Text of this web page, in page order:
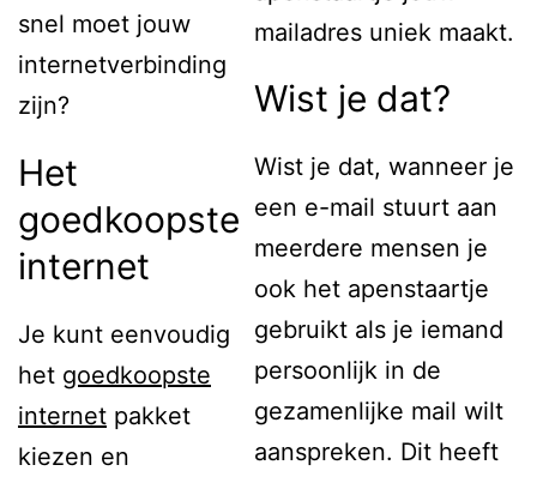
snel moet jouw
internetverbinding
zijn?
Het
goedkoopste
internet
Je kunt eenvoudig
het goedkoopste
internet pakket
kiezen en
mailadres uniek maakt.
Wist je dat?
Wist je dat, wanneer je
een e-mail stuurt aan
meerdere mensen je
ook het apenstaartje
gebruikt als je iemand
persoonlijk in de
gezamenlijke mail wilt
aanspreken. Dit heeft